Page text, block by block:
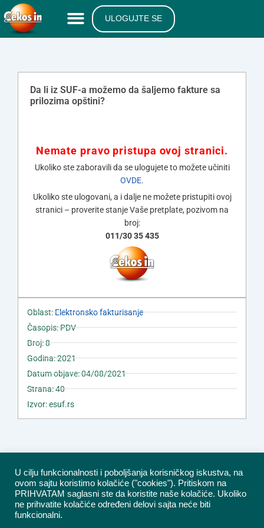
ULOGUJTE SE
Da li iz SUF-a možemo da šaljemo fakture sa
prilozima opštini?
Nemate pravo pristupa ovoj stranici.
Ukoliko ste zaboravili da se ulogujete to možete učiniti
OVDE.
Ukoliko ste ulogovani, a i dalje ne možete pristupiti ovoj
stranici – proverite stanje Vaše pretplate, pozivom na
broj:
011/30 35 435
Oblast:Elektronsko fakturisanje
Časopis: PDV
Broj: 8
Godina: 2021
Datum objave: 04/08/2021
Strana: 40
Izvor: esuf.rs
U cilju funkcionalnosti i poboljšanja korisničkog iskustva, na
ovom sajtu koristimo kolačiće ("cookies"). Pritiskom na
PRIHVATAM saglasni ste da koristite naše kolačiće. Ukoliko
ne prihvatite kolačiće određeni delovi sajta neće biti
funkcionalni.